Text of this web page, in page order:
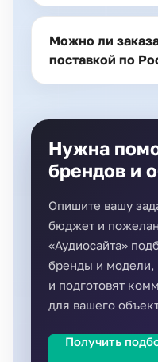
Можно ли
поставкой по
Нужна
брендов и
Опишите вашу
бюджет и
«Аудиосайта»
бренды и модели,
и подготовят
для вашего
Получить